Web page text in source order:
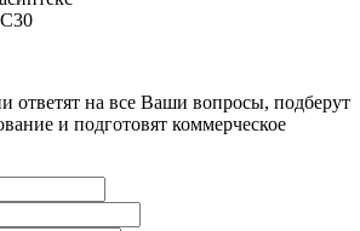
ответят на все Ваши вопросы, подберут
и подготовят коммерческое